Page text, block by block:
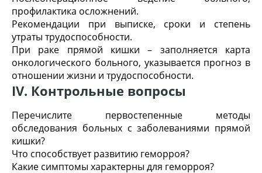
профилактика осложнений.
Рекомендации при выписке, сроки и степень
утраты трудоспособности.
При раке прямой кишки – заполняется карта
онкологического больного, указывается прогноз в
отношении жизни и трудоспособности.
IV. Контрольные вопросы
Перечислите первостепенные методы
обследования больных с заболеваниями прямой
кишки?
Что способствует развитию геморроя?
Какие симптомы характерны для геморроя?